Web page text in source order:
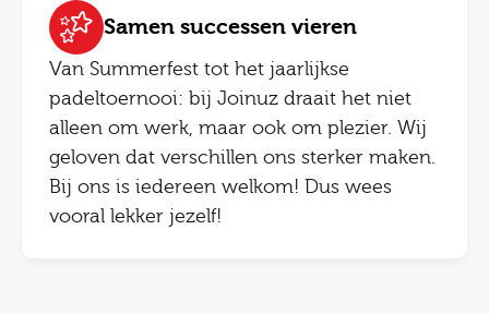
Samen successen vieren
Van Summerfest tot het jaarlijkse
padeltoernooi: bij Joinuz draait het niet
alleen om werk, maar ook om plezier. Wij
geloven dat verschillen ons sterker maken.
Bij ons is iedereen welkom! Dus wees
vooral lekker jezelf!